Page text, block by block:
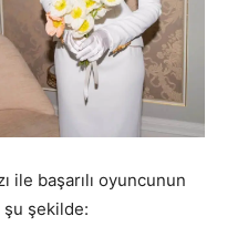
ile başarılı oyuncunun
şu şekilde: